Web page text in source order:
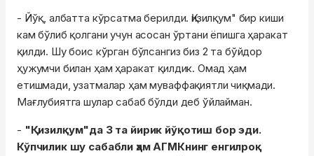
- Йўқ, албатта кўрсатма берилди. Қизилқум" бир киши
кам бўлиб қолгани учун асосан ўртани ёпишга ҳаракат
қилди. Шу боис кўрган бўлсангиз биз 2 та бўйдор
ҳужумчи билан ҳам ҳаракат қилдик. Омад ҳам
етишмади, узатмалар ҳам муваффақиятли чиқмади.
Мағлубиятга шулар сабаб бўлди деб ўйлайман.
- "Қизилқум"да 3 та йирик йўқотиш бор эди.
Кўпчилик шу сабабли ҳам АГМКнинг енгилроқ